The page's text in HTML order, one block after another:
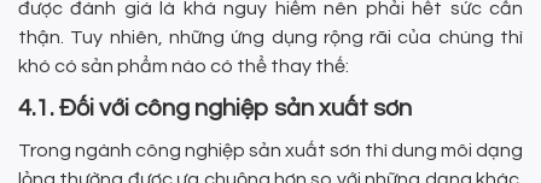
được đánh giá là khá nguy hiểm nên phải hết sức cẩn
thận. Tuy nhiên, những ứng dụng rộng rãi của chúng thì
khó có sản phẩm nào có thể thay thế:
4.1. Đối với công nghiệp sản xuất sơn
Trong ngành công nghiệp sản xuất sơn thì dung môi dạng
lỏng thường được ưa chuộng hơn so với những dạng khác.